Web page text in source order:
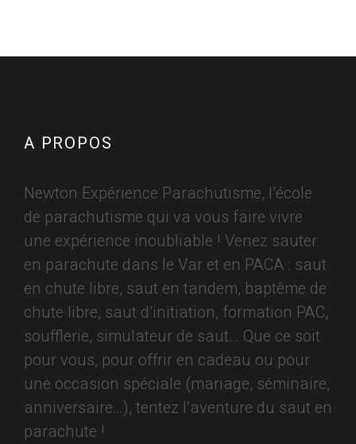
A PROPOS
Newton Expérience Parachutisme, l’école
de parachutisme qui va vous faire vivre
une expérience inoubliable ! Venez sauter
en parachute dans le Var et en PACA : saut
en chute libre, saut en tandem, baptême de
chute libre, saut d’initiation, formation PAC,
soufflerie, simulateur de saut… Que ce soit
pour vous, pour offrir en cadeau ou pour
une occasion spéciale (mariage, séminaire,
anniversaire…), tentez l’aventure du saut en
parachute !